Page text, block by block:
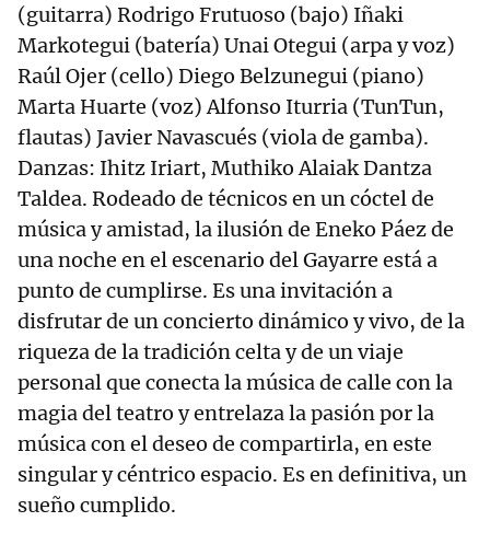
(guitarra) Rodrigo Frutuoso (bajo) Iñaki
Markotegui (batería) Unai Otegui (arpa y voz)
Raúl Ojer (cello) Diego Belzunegui (piano)
Marta Huarte (voz) Alfonso Iturria (TunTun,
flautas) Javier Navascués (viola de gamba).
Danzas: Ihitz Iriart, Muthiko Alaiak Dantza
Taldea. Rodeado de técnicos en un cóctel de
música y amistad, la ilusión de Eneko Páez de
una noche en el escenario del Gayarre está a
punto de cumplirse. Es una invitación a
disfrutar de un concierto dinámico y vivo, de la
riqueza de la tradición celta y de un viaje
personal que conecta la música de calle con la
magia del teatro y entrelaza la pasión por la
música con el deseo de compartirla, en este
singular y céntrico espacio. Es en definitiva, un
sueño cumplido.